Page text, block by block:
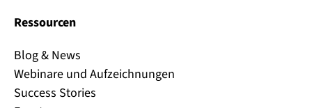
Ressourcen
Blog & News
Webinare und Aufzeichnungen
Success Stories